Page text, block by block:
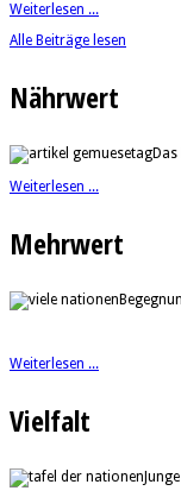
Weiterlesen ...
Alle Beiträge lesen
Nährwert
Weiterlesen ...
Mehrwert
Weiterlesen ...
Vielfalt